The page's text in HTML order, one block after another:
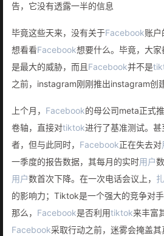
告，它没有透露一半的信息
毕竟这些天来，没有关于Facebook账户
想看看Facebook想要什么。毕竟，大家
是最大的威胁，而且 Facebook并不是
之前，instagram刚刚推出instagram创
上个月， Facebook的母公司meta正式
卷轴，直接对tiktok进行了基准测试。
者，但与此同时， Facebook正在失去对
一季度的报告数据，其每月的实时用户
用户数首次下降。在一次电话会议上，
的影响力；Tiktok是一个强大的竞争对
那么， Facebook是否利用tiktok来丰富
Facebook采取行动之前，迷雾会掩盖